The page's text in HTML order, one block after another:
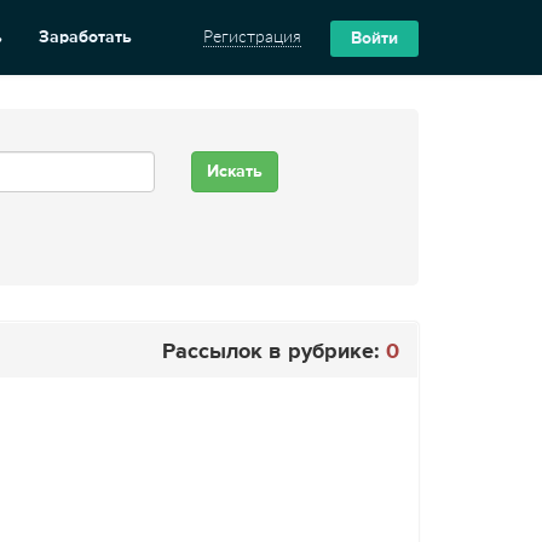
Заработать Регистрация Войти
Рассылок в рубрике: 0